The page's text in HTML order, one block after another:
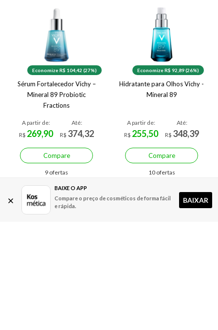
Economize R$ 104,42 (27%)
Sérum Fortalecedor Vichy –
Mineral 89 Probiotic
Fractions
A partir de:
R$ 269,90
Até:
R$ 374,32
Compare
9 ofertas
Economize R$ 92,89 (26%)
Hidratante para Olhos Vichy -
Mineral 89
A partir de:
R$ 255,50
Até:
R$ 348,39
Compare
10 ofertas
BAIXE O APP
Compare o preço de cosméticos de forma fácil
e rápida.
BAIXAR